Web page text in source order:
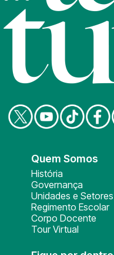
Quem Somos
História
Governança
Unidades e Setores
Regimento Escolar
Corpo Docente
Tour Virtual